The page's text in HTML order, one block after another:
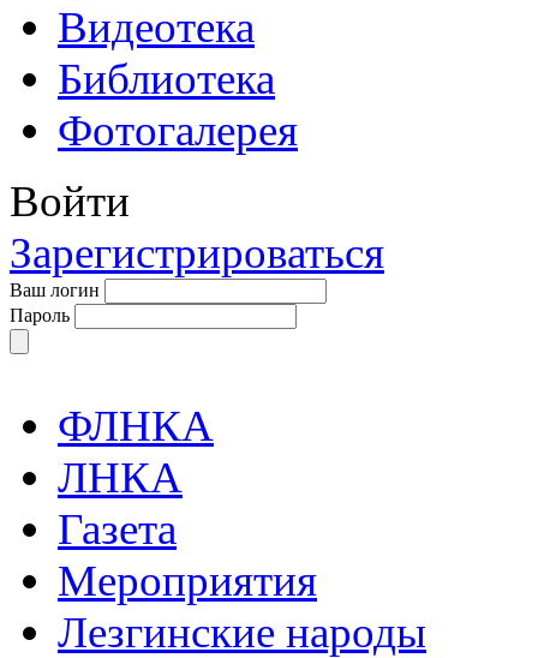
Видеотека
Библиотека
Фотогалерея
Войти
Зарегистрироваться
Ваш логин
Пароль
ФЛНКА
ЛНКА
Газета
Мероприятия
Лезгинские народы